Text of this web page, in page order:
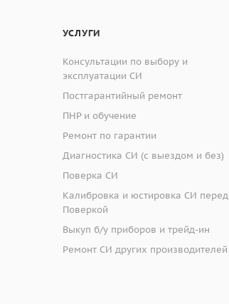
УСЛУГИ
Консультации по выбору и
эксплуатации СИ
Постгарантийный ремонт
ПНР и обучение
Ремонт по гарантии
Диагностика СИ (с выездом и без)
Поверка СИ
Калибровка и юстировка СИ перед
Поверкой
Выкуп б/у приборов и трейд-ин
Ремонт СИ других производителей